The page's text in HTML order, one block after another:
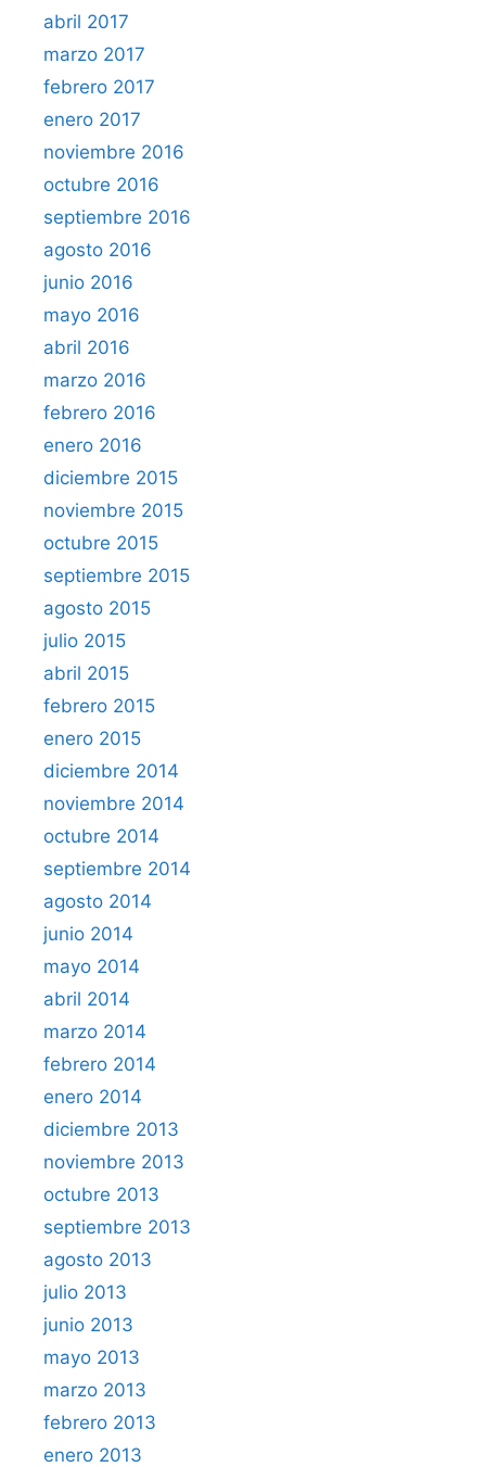
abril 2017
marzo 2017
febrero 2017
enero 2017
noviembre 2016
octubre 2016
septiembre 2016
agosto 2016
junio 2016
mayo 2016
abril 2016
marzo 2016
febrero 2016
enero 2016
diciembre 2015
noviembre 2015
octubre 2015
septiembre 2015
agosto 2015
julio 2015
abril 2015
febrero 2015
enero 2015
diciembre 2014
noviembre 2014
octubre 2014
septiembre 2014
agosto 2014
junio 2014
mayo 2014
abril 2014
marzo 2014
febrero 2014
enero 2014
diciembre 2013
noviembre 2013
octubre 2013
septiembre 2013
agosto 2013
julio 2013
junio 2013
mayo 2013
marzo 2013
febrero 2013
enero 2013